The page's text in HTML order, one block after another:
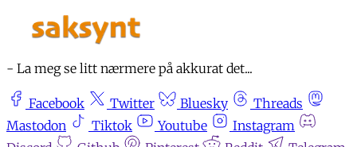
- La meg se litt nærmere på akkurat det...
Facebook Twitter Bluesky
Threads
Mastodon
Tiktok Youtube
Instagram